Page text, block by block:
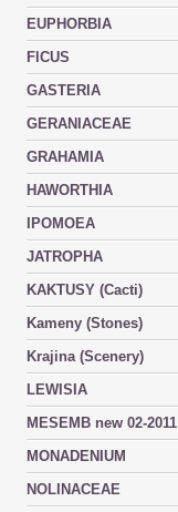
EUPHORBIA
FICUS
GASTERIA
GERANIACEAE
GRAHAMIA
HAWORTHIA
IPOMOEA
JATROPHA
KAKTUSY (Cacti)
Kameny (Stones)
Krajina (Scenery)
LEWISIA
MESEMB new 02-2011
MONADENIUM
NOLINACEAE